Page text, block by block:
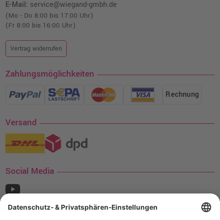
E-Mail: service@wiegand-gmbh.de
(Mo - Do 8:00 bis 17:00 Uhr)
(Fr 8:00 bis 16:00 Uhr)
Vertrag widerrufen
Zahlungsmöglichkeiten
Rechnung
Versand
Social Media
¹ Nur gültig für den Versand innerhalb Deutschlands. Befindet sich ein Warenwert